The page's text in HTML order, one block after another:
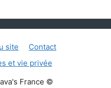
site
Contact
et vie privée
France ©